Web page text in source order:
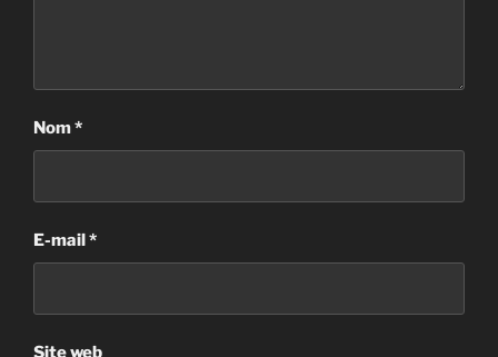
Nom*
E-mail*
Site web